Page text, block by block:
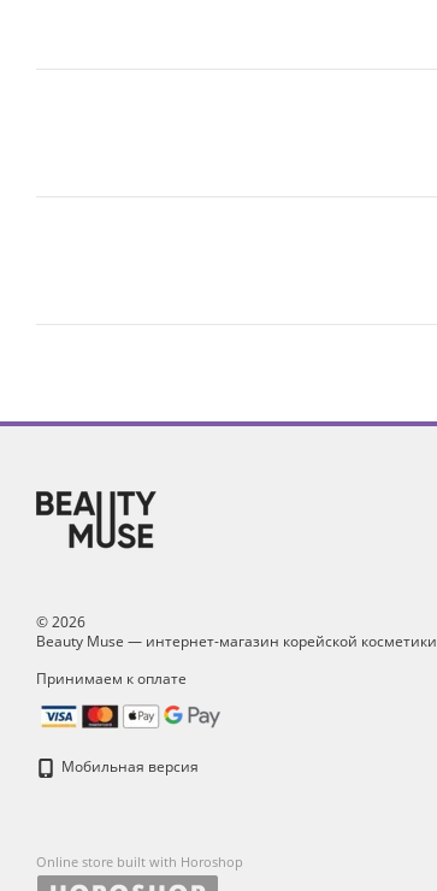
© 2026
Beauty Muse — интернет-магазин корейской косметики
Принимаем к оплате
Мобильная версия
Online store built with Horoshop